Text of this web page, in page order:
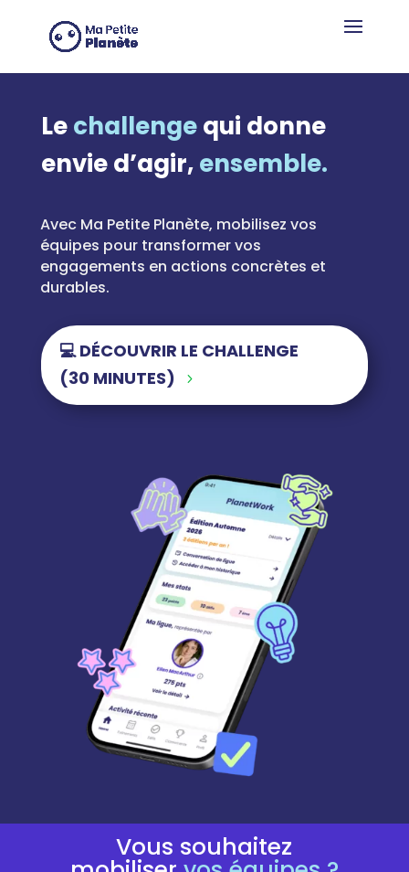
Lechallengequi donne
envie d’agir,ensemble.
Avec Ma Petite Planète, mobilisez vos
équipes pour transformer vos
engagements en actions concrètes et
durables.
💻 DÉCOUVRIR LE CHALLENGE
(30 MINUTES)
Vous souhaitez